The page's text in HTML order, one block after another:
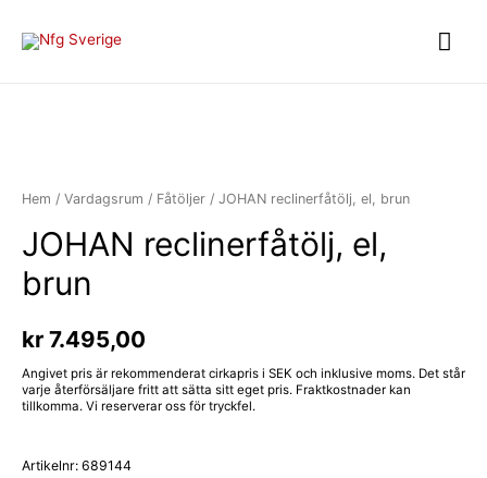
Hem / Vardagsrum / Fåtöljer / JOHAN reclinerfåtölj, el, brun
JOHAN reclinerfåtölj, el,
brun
kr 7.495,00
Angivet pris är rekommenderat cirkapris i SEK och inklusive moms. Det står
varje återförsäljare fritt att sätta sitt eget pris. Fraktkostnader kan
tillkomma. Vi reserverar oss för tryckfel.
Artikelnr: 689144